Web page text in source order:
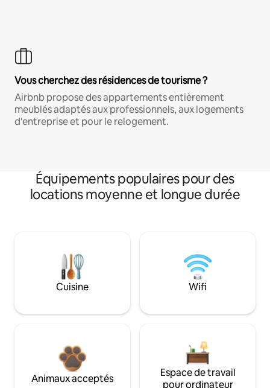
Vous cherchez des résidences de tourisme ?
Airbnb propose des appartements entièrement
meublés adaptés aux professionnels, aux logements
d'entreprise et pour le relogement.
Équipements populaires pour des
locations moyenne et longue durée
Cuisine Wifi
Animaux acceptés
Espace de travail
pour ordinateur